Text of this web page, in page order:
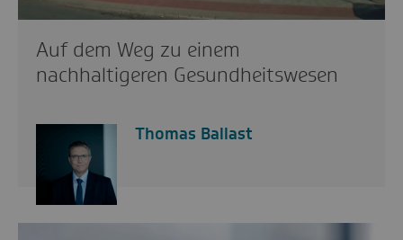
Auf dem Weg zu einem
nachhaltigeren Gesundheitswesen
Thomas Ballast